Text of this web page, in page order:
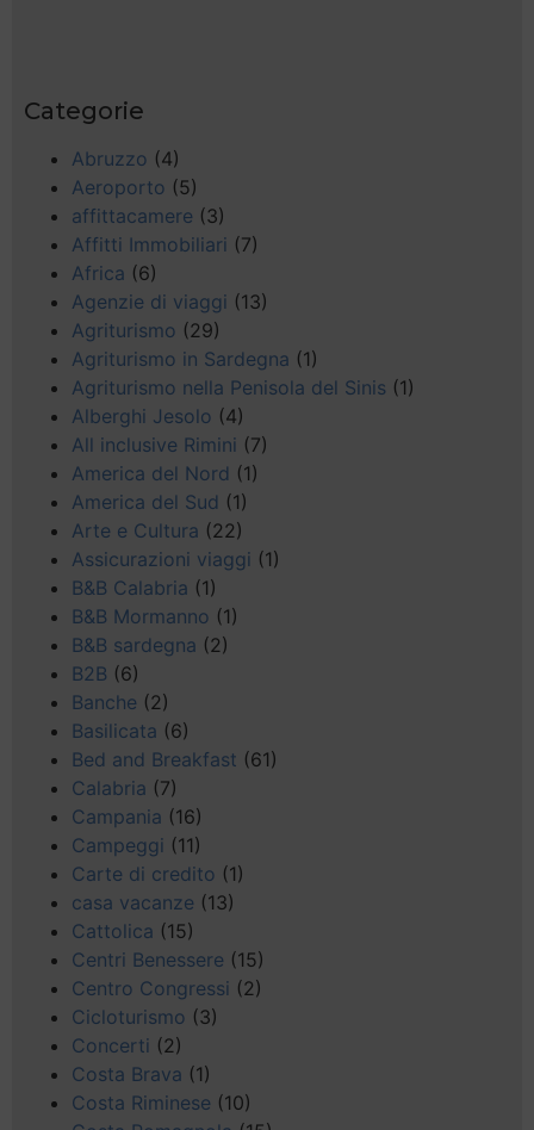
Categorie
Abruzzo (4)
Aeroporto (5)
affittacamere (3)
Affitti Immobiliari (7)
Africa (6)
Agenzie di viaggi (13)
Agriturismo (29)
Agriturismo in Sardegna (1)
Agriturismo nella Penisola del Sinis (1)
Alberghi Jesolo (4)
All inclusive Rimini (7)
America del Nord (1)
America del Sud (1)
Arte e Cultura (22)
Assicurazioni viaggi (1)
B&B Calabria (1)
B&B Mormanno (1)
B&B sardegna (2)
B2B (6)
Banche (2)
Basilicata (6)
Bed and Breakfast (61)
Calabria (7)
Campania (16)
Campeggi (11)
Carte di credito (1)
casa vacanze (13)
Cattolica (15)
Centri Benessere (15)
Centro Congressi (2)
Cicloturismo (3)
Concerti (2)
Costa Brava (1)
Costa Riminese (10)